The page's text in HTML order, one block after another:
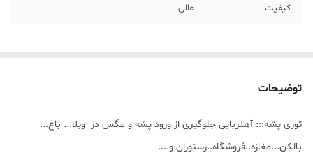
کیفیت عالی
توضیحات
توری پشه::: آهنربایی جلوگیری از ورود پشه و مگس در ویلا... باغ...
بالکن...مغازه..فروشگاه..رستوران و....